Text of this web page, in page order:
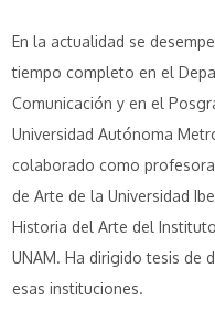
En la actualidad se
tiempo completo en el
Comunicación y en el
Universidad Autónoma
colaborado como
de Arte de la Universidad
Historia del Arte del
UNAM. Ha dirigido tesis de
esas instituciones.